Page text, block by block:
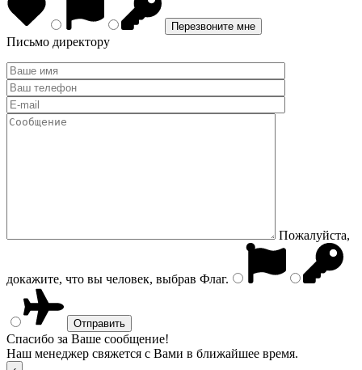
Письмо директору
Пожалуйста,
докажите, что вы человек, выбрав Флаг.
Спасибо за Ваше сообщение!
Наш менеджер свяжется с Вами в ближайшее время.